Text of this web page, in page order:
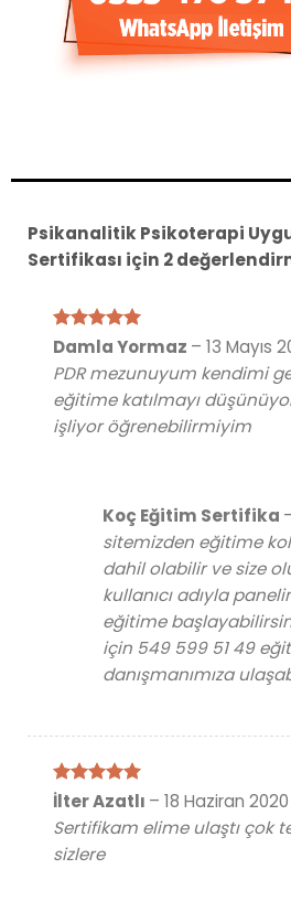
Psikanalitik Psikoterapi
Sertifikası için 2
5 üzerinden
Damla Yormaz – 13 Mayıs
PDR mezunuyum kendimi
eğitime katılmayı
işliyor öğrenebilirmiyim
Koç Eğitim Sertifika
sitemizden eğitime
dahil olabilir ve size
kullanıcı adıyla
eğitime
için 549 599 51 49
danışmanımıza
5 üzerinden
İlter Azatlı – 18 Haziran 2020
Sertifikam elime ulaştı çok
sizlere